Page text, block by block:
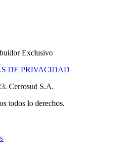
Exclusivo
DE PRIVACIDAD
Cerrosud S.A.
todos lo derechos.